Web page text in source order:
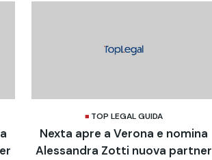
TOP LEGAL GUIDA
Nexta apre a Verona e nomina
Alessandra Zotti nuova partner